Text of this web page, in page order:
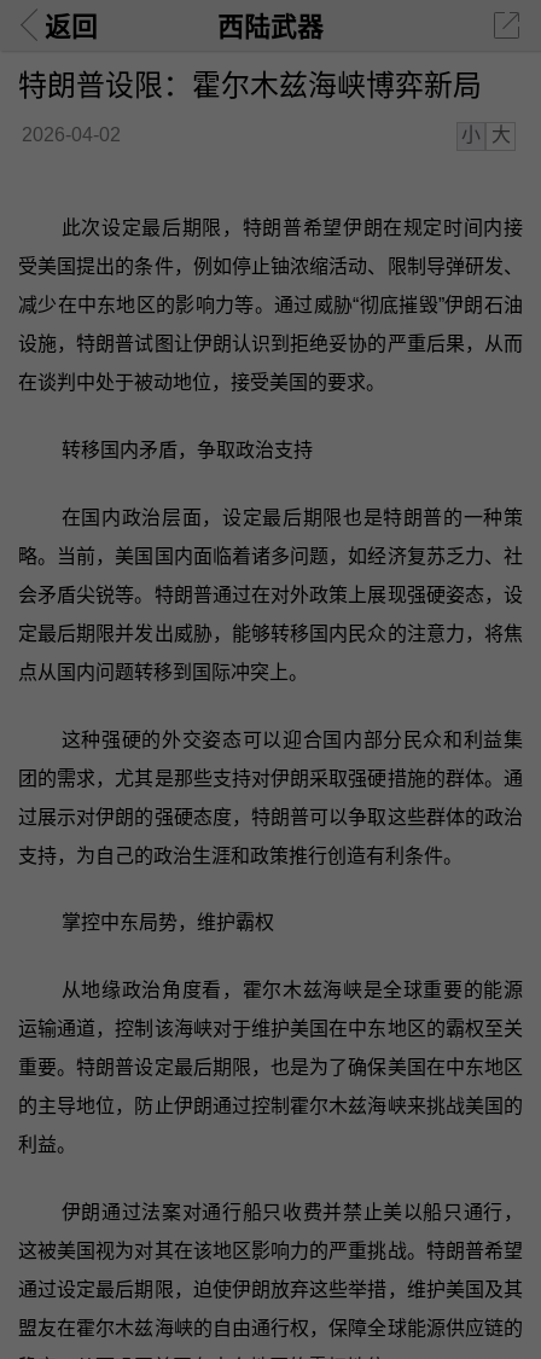
返回 西陆武器
特朗普设限：霍尔木兹海峡博弈新局
2026-04-02 小 大
此次设定最后期限，特朗普希望伊朗在规定时间内接
受美国提出的条件，例如停止铀浓缩活动、限制导弹研发、
减少在中东地区的影响力等。通过威胁“彻底摧毁”伊朗石油
设施，特朗普试图让伊朗认识到拒绝妥协的严重后果，从而
在谈判中处于被动地位，接受美国的要求。
转移国内矛盾，争取政治支持
在国内政治层面，设定最后期限也是特朗普的一种策
略。当前，美国国内面临着诸多问题，如经济复苏乏力、社
会矛盾尖锐等。特朗普通过在对外政策上展现强硬姿态，设
定最后期限并发出威胁，能够转移国内民众的注意力，将焦
点从国内问题转移到国际冲突上。
这种强硬的外交姿态可以迎合国内部分民众和利益集
团的需求，尤其是那些支持对伊朗采取强硬措施的群体。通
过展示对伊朗的强硬态度，特朗普可以争取这些群体的政治
支持，为自己的政治生涯和政策推行创造有利条件。
掌控中东局势，维护霸权
从地缘政治角度看，霍尔木兹海峡是全球重要的能源
运输通道，控制该海峡对于维护美国在中东地区的霸权至关
重要。特朗普设定最后期限，也是为了确保美国在中东地区
的主导地位，防止伊朗通过控制霍尔木兹海峡来挑战美国的
利益。
伊朗通过法案对通行船只收费并禁止美以船只通行，
这被美国视为对其在该地区影响力的严重挑战。特朗普希望
通过设定最后期限，迫使伊朗放弃这些举措，维护美国及其
盟友在霍尔木兹海峡的自由通行权，保障全球能源供应链的